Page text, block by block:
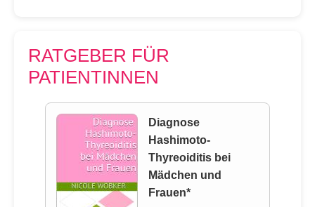
RATGEBER FÜR
PATIENTINNEN
Diagnose
Hashimoto-
Thyreoiditis bei
Mädchen und
Frauen*